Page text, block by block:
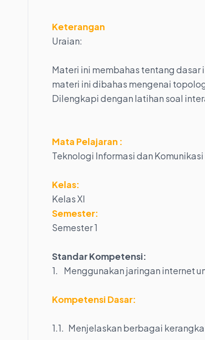
Keterangan
Uraian:
Materi ini membahas tentang
materi ini dibahas mengenai
Dilengkapi dengan latihan soal
Mata Pelajaran :
Teknologi Informasi dan Komunikasi
Kelas:
Kelas XI
Semester:
Semester 1
Standar Kompetensi:
1. Menggunakan jaringan internet
Kompetensi Dasar:
1.1. Menjelaskan berbagai